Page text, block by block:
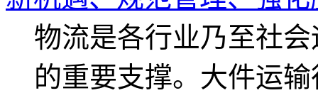
物流是各行业乃至社
的重要支撑。大件运